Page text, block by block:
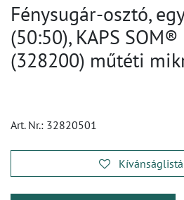
Fénysugár-osztó,
(50:50), KAPS
(328200) műtéti
Art. Nr.: 32820501